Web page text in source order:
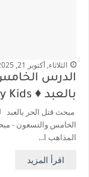
الثلاثاء, أكتوبر 21, 2025
الدرس
بالعبد ♦️ Nody Kids
مبحث قتل الحر
الخامس والتسعون -
المذاهب ا...
اقرأ المزيد